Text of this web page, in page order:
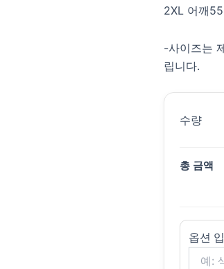
2XL 어깨
-사이즈는
립니다.
수량
총 금액
옵션